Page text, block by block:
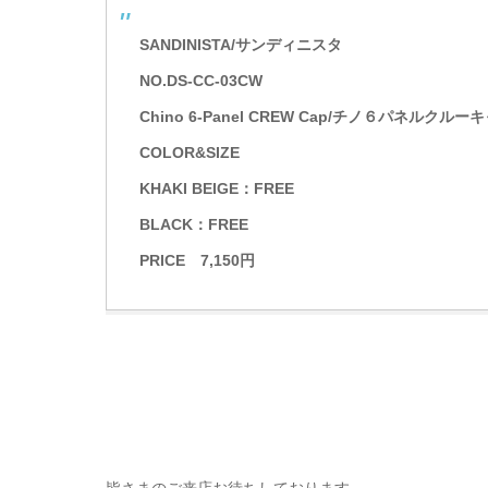
SANDINISTA/サンディニスタ
NO.DS-CC-03CW
Chino 6-Panel CREW Cap/チノ６パネルクルーキ
COLOR&SIZE
KHAKI BEIGE：FREE
BLACK：FREE
PRICE 7,150円